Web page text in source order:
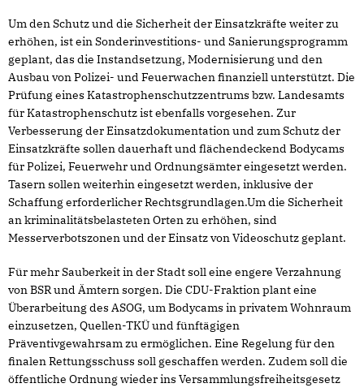
Um den Schutz und die Sicherheit der Einsatzkräfte weiter zu
erhöhen, ist ein Sonderinvestitions- und Sanierungsprogramm
geplant, das die Instandsetzung, Modernisierung und den
Ausbau von Polizei- und Feuerwachen finanziell unterstützt. Die
Prüfung eines Katastrophenschutzzentrums bzw. Landesamts
für Katastrophenschutz ist ebenfalls vorgesehen. Zur
Verbesserung der Einsatzdokumentation und zum Schutz der
Einsatzkräfte sollen dauerhaft und flächendeckend Bodycams
für Polizei, Feuerwehr und Ordnungsämter eingesetzt werden.
Tasern sollen weiterhin eingesetzt werden, inklusive der
Schaffung erforderlicher Rechtsgrundlagen.Um die Sicherheit
an kriminalitätsbelasteten Orten zu erhöhen, sind
Messerverbotszonen und der Einsatz von Videoschutz geplant.
Für mehr Sauberkeit in der Stadt soll eine engere Verzahnung
von BSR und Ämtern sorgen. Die CDU-Fraktion plant eine
Überarbeitung des ASOG, um Bodycams in privatem Wohnraum
einzusetzen, Quellen-TKÜ und fünftägigen
Präventivgewahrsam zu ermöglichen. Eine Regelung für den
finalen Rettungsschuss soll geschaffen werden. Zudem soll die
öffentliche Ordnung wieder ins Versammlungsfreiheitsgesetz